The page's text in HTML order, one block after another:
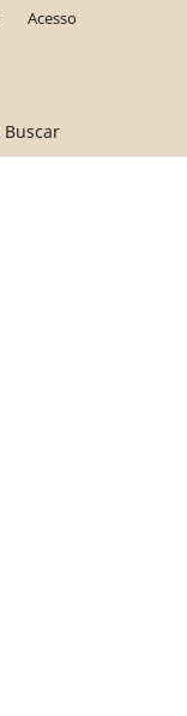
Buscar
Acesso